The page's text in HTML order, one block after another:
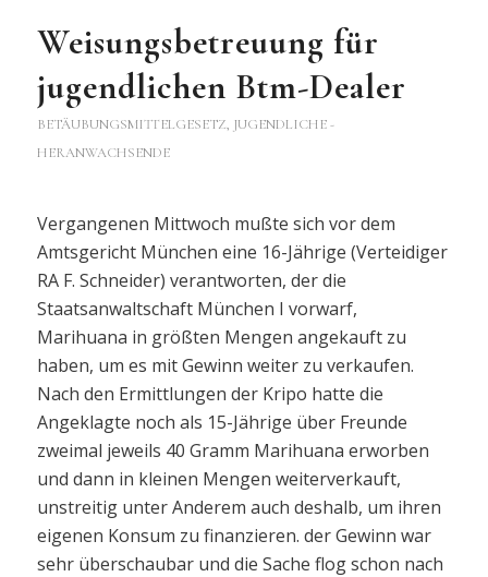
Weisungsbetreuung für
jugendlichen Btm-Dealer
BETÄUBUNGSMITTELGESETZ, JUGENDLICHE -
HERANWACHSENDE
Vergangenen Mittwoch mußte sich vor dem
Amtsgericht München eine 16-Jährige (Verteidiger
RA F. Schneider) verantworten, der die
Staatsanwaltschaft München I vorwarf,
Marihuana in größten Mengen angekauft zu
haben, um es mit Gewinn weiter zu verkaufen.
Nach den Ermittlungen der Kripo hatte die
Angeklagte noch als 15-Jährige über Freunde
zweimal jeweils 40 Gramm Marihuana erworben
und dann in kleinen Mengen weiterverkauft,
unstreitig unter Anderem auch deshalb, um ihren
eigenen Konsum zu finanzieren. der Gewinn war
sehr überschaubar und die Sache flog schon nach